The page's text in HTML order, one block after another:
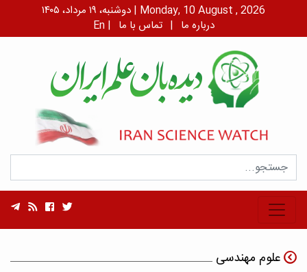
دوشنبه، ۱۹ مرداد، ۱۴۰۵ | Monday, 10 August , 2026
En | درباره ما | تماس با ما
علوم مهندسی